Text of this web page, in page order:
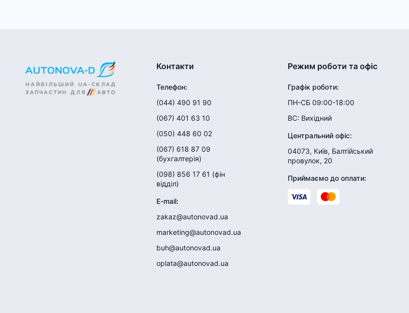
Контакти
Телефон:
(044) 490 91 90
(067) 401 63 10
(050) 448 60 02
(067) 618 87 09
(бухгалтерія)
(098) 856 17 61 (фін
відділ)
E-mail:
zakaz@autonovad.ua
marketing@autonovad.ua
buh@autonovad.ua
oplata@autonovad.ua
Режим роботи та офіс
Графік роботи:
ПН-СБ 09:00-18:00
ВС: Вихідний
Центральний офіс:
04073, Київ, Балтійський
провулок, 20
Приймаємо до оплати: